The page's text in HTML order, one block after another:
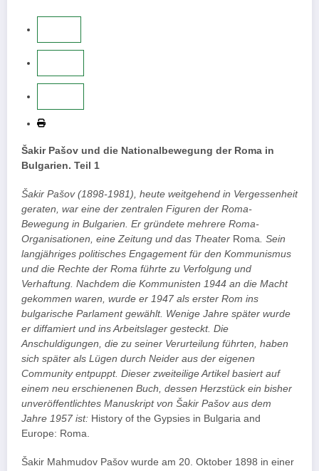
Šakir Pašov und die Nationalbewegung der Roma in
Bulgarien. Teil 1
Šakir Pašov (1898-1981), heute weitgehend in Vergessenheit
geraten, war eine der zentralen Figuren der Roma-
Bewegung in Bulgarien. Er gründete mehrere Roma-
Organisationen, eine Zeitung und das Theater Roma. Sein
langjähriges politisches Engagement für den Kommunismus
und die Rechte der Roma führte zu Verfolgung und
Verhaftung. Nachdem die Kommunisten 1944 an die Macht
gekommen waren, wurde er 1947 als erster Rom ins
bulgarische Parlament gewählt. Wenige Jahre später wurde
er diffamiert und ins Arbeitslager gesteckt. Die
Anschuldigungen, die zu seiner Verurteilung führten, haben
sich später als Lügen durch Neider aus der eigenen
Community entpuppt. Dieser zweiteilige Artikel basiert auf
einem neu erschienenen Buch, dessen Herzstück ein bisher
unveröffentlichtes Manuskript von Šakir Pašov aus dem
Jahre 1957 ist: History of the Gypsies in Bulgaria and
Europe: Roma.
Šakir Mahmudov Pašov wurde am 20. Oktober 1898 in einer